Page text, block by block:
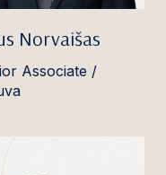
Norvaišas
Associate /